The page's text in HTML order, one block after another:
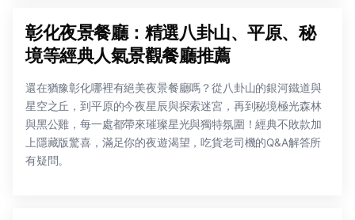
彰化夜景餐廳：精選八卦山、平原、秘
境等經典人氣景觀餐廳推薦
還在猶豫彰化哪裡有絕美夜景餐廳嗎？從八卦山的銀河鐵道與
星空之丘，到平原的今夜星辰與探索迷宮，再到秘境極光森林
與黑公雞，每一處都帶來璀璨星光與獨特氛圍！經典不敗款加
上隱藏版驚喜，滿足你的夜遊渴望，吃貨老司機的Q&A解答所
有疑問。